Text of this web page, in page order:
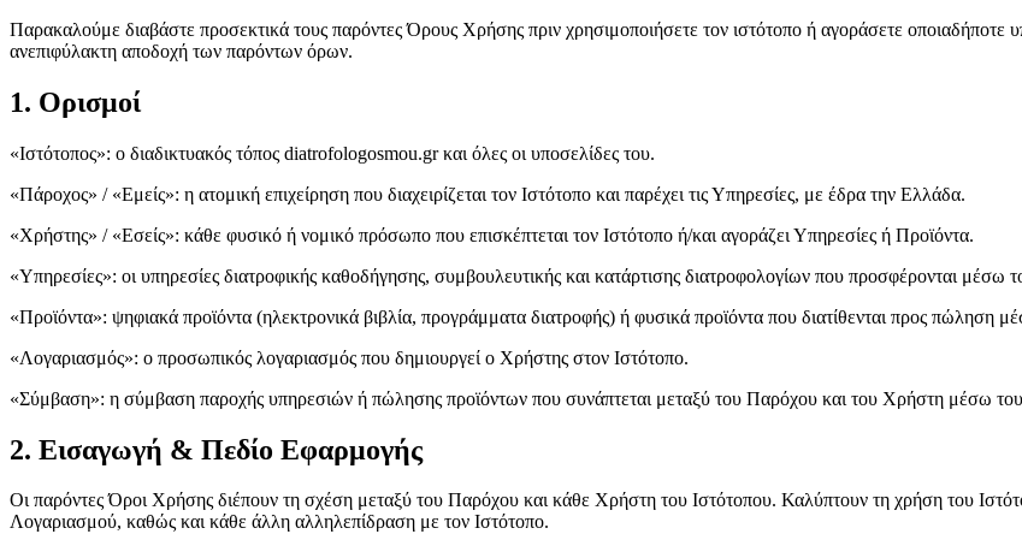
Παρακαλούμε διαβάστε προσεκτικά τους παρόντες Όρους Χρήσης πριν χρησιμοποιήσετε τον ιστότοπο ή αγοράσετε
ανεπιφύλακτη αποδοχή των παρόντων όρων.
1. Ορισμοί
«Ιστότοπος»: ο διαδικτυακός τόπος diatrofologosmou.gr και όλες οι υποσελίδες του.
«Πάροχος» / «Εμείς»: η ατομική επιχείρηση που διαχειρίζεται τον Ιστότοπο και παρέχει τις Υπηρεσίες, με έδρα την Ελλάδα.
«Χρήστης» / «Εσείς»: κάθε φυσικό ή νομικό πρόσωπο που επισκέπτεται τον Ιστότοπο ή/και αγοράζει Υπηρεσίες ή Προϊόντα.
«Υπηρεσίες»: οι υπηρεσίες διατροφικής καθοδήγησης, συμβουλευτικής και κατάρτισης διατροφολογίων που προσφέρονται μέσω
«Προϊόντα»: ψηφιακά προϊόντα (ηλεκτρονικά βιβλία, προγράμματα διατροφής) ή φυσικά προϊόντα που διατίθενται προς πώληση
«Λογαριασμός»: ο προσωπικός λογαριασμός που δημιουργεί ο Χρήστης στον Ιστότοπο.
«Σύμβαση»: η σύμβαση παροχής υπηρεσιών ή πώλησης προϊόντων που συνάπτεται μεταξύ του Παρόχου και του Χρήστη μέσω
2. Εισαγωγή & Πεδίο Εφαρμογής
Οι παρόντες Όροι Χρήσης διέπουν τη σχέση μεταξύ του Παρόχου και κάθε Χρήστη του Ιστότοπου. Καλύπτουν τη χρήση του
Λογαριασμού, καθώς και κάθε άλλη αλληλεπίδραση με τον Ιστότοπο.